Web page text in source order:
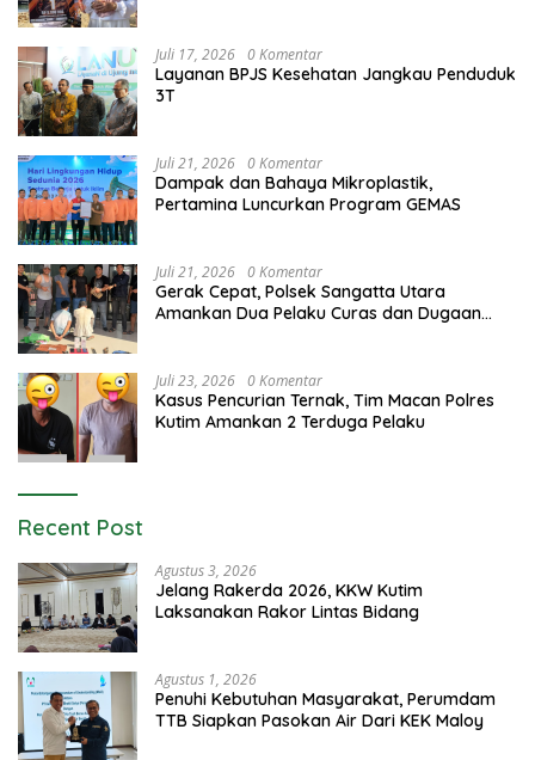
Juli 17, 2026 0 Komentar
Layanan BPJS Kesehatan Jangkau Penduduk
3T
Juli 21, 2026 0 Komentar
Dampak dan Bahaya Mikroplastik,
Pertamina Luncurkan Program GEMAS
Juli 21, 2026 0 Komentar
Gerak Cepat, Polsek Sangatta Utara
Amankan Dua Pelaku Curas dan Dugaan
Juli 23, 2026 0 Komentar
Kasus Pencurian Ternak, Tim Macan Polres
Kutim Amankan 2 Terduga Pelaku
Recent Post
Agustus 3, 2026
Jelang Rakerda 2026, KKW Kutim
Laksanakan Rakor Lintas Bidang
Agustus 1, 2026
Penuhi Kebutuhan Masyarakat, Perumdam
TTB Siapkan Pasokan Air Dari KEK Maloy